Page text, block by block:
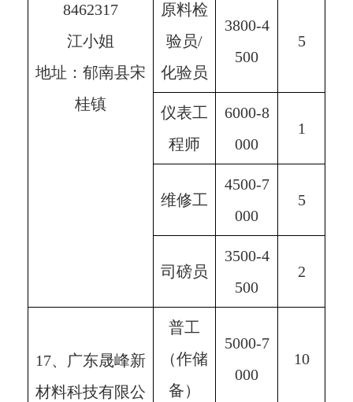
8462317
江小姐
地址：郁南县宋
桂镇
原料检
验员/
化验员
3800-4
500
5
仪表工
程师
6000-8
000
1
维修工
4500-7
000
5
司磅员
3500-4
500
2
17、广东晟峰新
材料科技有限公
普工
（作储
备）
5000-7
000
10